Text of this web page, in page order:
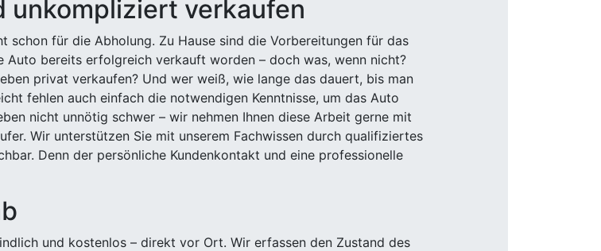
unkompliziert verkaufen
schon für die Abholung. Zu Hause sind die Vorbereitungen für das
bereits erfolgreich verkauft worden – doch was, wenn nicht?
privat verkaufen? Und wer weiß, wie lange das dauert, bis man
fehlen auch einfach die notwendigen Kenntnisse, um das Auto
nicht unnötig schwer – wir nehmen Ihnen diese Arbeit gerne mit
Wir unterstützen Sie mit unserem Fachwissen durch qualifiziertes
Denn der persönliche Kundenkontakt und eine professionelle
und kostenlos – direkt vor Ort. Wir erfassen den Zustand des